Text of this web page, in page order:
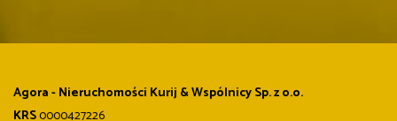
Agora - Nieruchomości Kurij & Wspólnicy Sp. z o.o.
KRS0000427226